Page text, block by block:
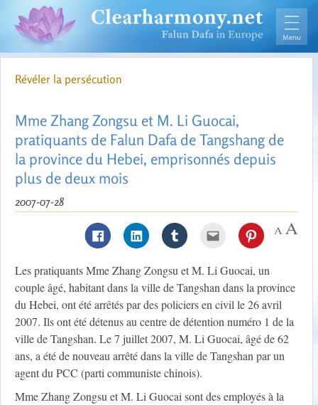
Révéler la persécution
Mme Zhang Zongsu et M. Li Guocai,
pratiquants de Falun Dafa de Tangshang de
la province du Hebei, emprisonnés depuis
plus de deux mois
2007-07-28
Les pratiquants Mme Zhang Zongsu et M. Li Guocai, un
couple âgé, habitant dans la ville de Tangshan dans la province
du Hebei, ont été arrêtés par des policiers en civil le 26 avril
2007. Ils ont été détenus au centre de détention numéro 1 de la
ville de Tangshan. Le 7 juillet 2007, M. Li Guocai, âgé de 62
ans, a été de nouveau arrêté dans la ville de Tangshan par un
agent du PCC (parti communiste chinois).
Mme Zhang Zongsu et M. Li Guocai sont des employés à la